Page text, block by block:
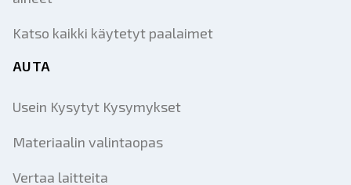
Katso kaikki käytetyt paalaimet
AUTA
Usein Kysytyt Kysymykset
Materiaalin valintaopas
Vertaa laitteita